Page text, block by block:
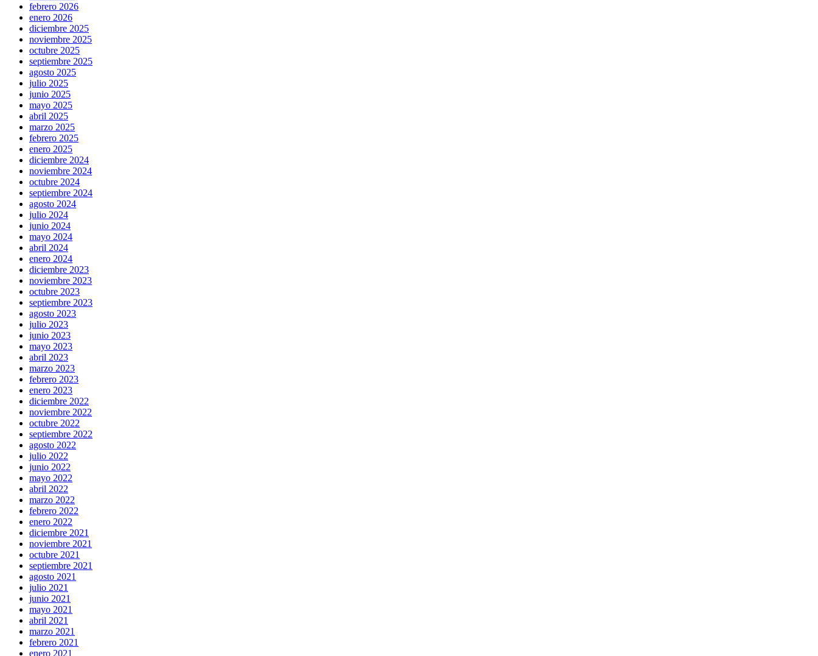
febrero 2026
enero 2026
diciembre 2025
noviembre 2025
octubre 2025
septiembre 2025
agosto 2025
julio 2025
junio 2025
mayo 2025
abril 2025
marzo 2025
febrero 2025
enero 2025
diciembre 2024
noviembre 2024
octubre 2024
septiembre 2024
agosto 2024
julio 2024
junio 2024
mayo 2024
abril 2024
enero 2024
diciembre 2023
noviembre 2023
octubre 2023
septiembre 2023
agosto 2023
julio 2023
junio 2023
mayo 2023
abril 2023
marzo 2023
febrero 2023
enero 2023
diciembre 2022
noviembre 2022
octubre 2022
septiembre 2022
agosto 2022
julio 2022
junio 2022
mayo 2022
abril 2022
marzo 2022
febrero 2022
enero 2022
diciembre 2021
noviembre 2021
octubre 2021
septiembre 2021
agosto 2021
julio 2021
junio 2021
mayo 2021
abril 2021
marzo 2021
febrero 2021
enero 2021